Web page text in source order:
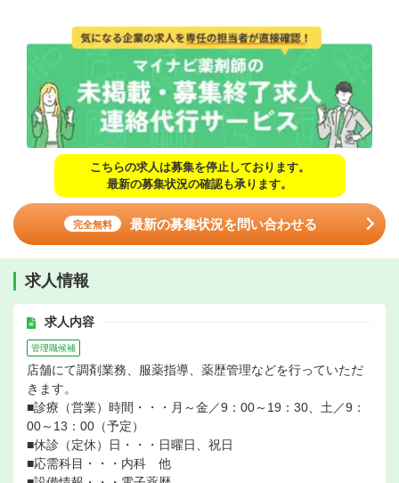
こちらの求人は募集を停止しております。
最新の募集状況の確認も承ります。
完全無料 最新の募集状況を問い合わせる
求人情報
求人内容
管理職候補
店舗にて調剤業務、服薬指導、薬歴管理などを行っていただ
きます。
■診療（営業）時間・・・月～金／9：00～19：30、土／9：
00～13：00（予定）
■休診（定休）日・・・日曜日、祝日
■応需科目・・・内科 他